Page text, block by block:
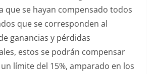
que se hayan compensado todos
que se corresponden al
ganancias y pérdidas
estos se podrán compensar
límite del 15%, amparado en los